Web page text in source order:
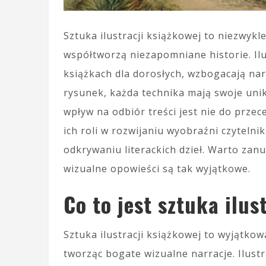
Sztuka ilustracji książkowej to
współtworzą niezapomniane historie.
książkach dla dorosłych, wzbogacają
rysunek, każda technika mają swoje
wpływ na odbiór treści jest nie do
ich roli w rozwijaniu wyobraźni
odkrywaniu literackich dzieł. Warto
wizualne opowieści są tak wyjątkowe.
Co to jest sztuka
Sztuka ilustracji książkowej to
tworząc bogate wizualne narracje.